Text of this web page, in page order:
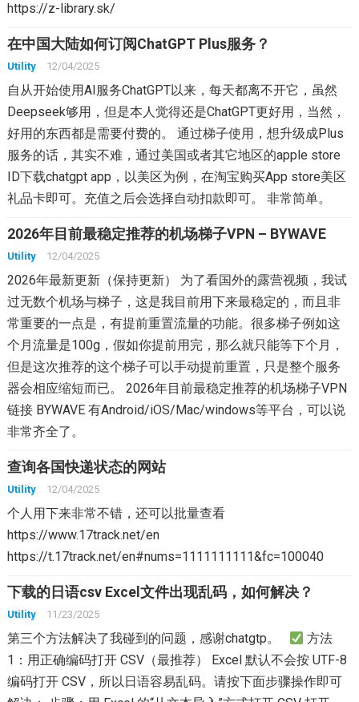
https://z-library.sk/
在中国大陆如何订阅ChatGPT Plus服务？
Utility 12/04/2025
自从开始使用AI服务ChatGPT以来，每天都离不开它，虽然
Deepseek够用，但是本人觉得还是ChatGPT更好用，当然，
好用的东西都是需要付费的。 通过梯子使用，想升级成Plus
服务的话，其实不难，通过美国或者其它地区的apple store
ID下载chatgpt app，以美区为例，在淘宝购买App store美区
礼品卡即可。充值之后会选择自动扣款即可。 非常简单。
2026年目前最稳定推荐的机场梯子VPN – BYWAVE
Utility 12/04/2025
2026年最新更新（保持更新） 为了看国外的露营视频，我试
过无数个机场与梯子，这是我目前用下来最稳定的，而且非
常重要的一点是，有提前重置流量的功能。很多梯子例如这
个月流量是100g，假如你提前用完，那么就只能等下个月，
但是这次推荐的这个梯子可以手动提前重置，只是整个服务
器会相应缩短而已。 2026年目前最稳定推荐的机场梯子VPN
链接 BYWAVE 有Android/iOS/Mac/windows等平台，可以说
非常齐全了。
查询各国快递状态的网站
Utility 12/04/2025
个人用下来非常不错，还可以批量查看
https://www.17track.net/en
https://t.17track.net/en#nums=1111111111&fc=100040
下载的日语csv Excel文件出现乱码，如何解决？
Utility 11/23/2025
第三个方法解决了我碰到的问题，感谢chatgtp。
方法
1：用正确编码打开 CSV（最推荐） Excel 默认不会按 UTF-8
编码打开 CSV，所以日语容易乱码。请按下面步骤操作即可